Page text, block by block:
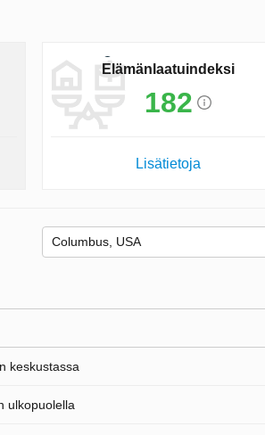
Elämänlaatuindeksi
182
Lisätietoja
keskustassa
ulkopuolella